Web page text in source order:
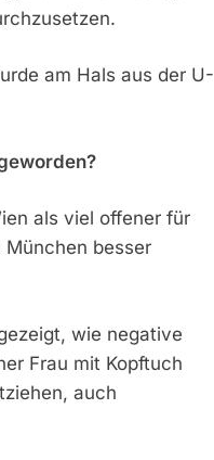
am Hals aus der U-
als viel offener für
besser
wie negative
Frau mit Kopftuch
auch